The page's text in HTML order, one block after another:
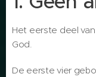
Het eerste deel
God.
De eerste vier